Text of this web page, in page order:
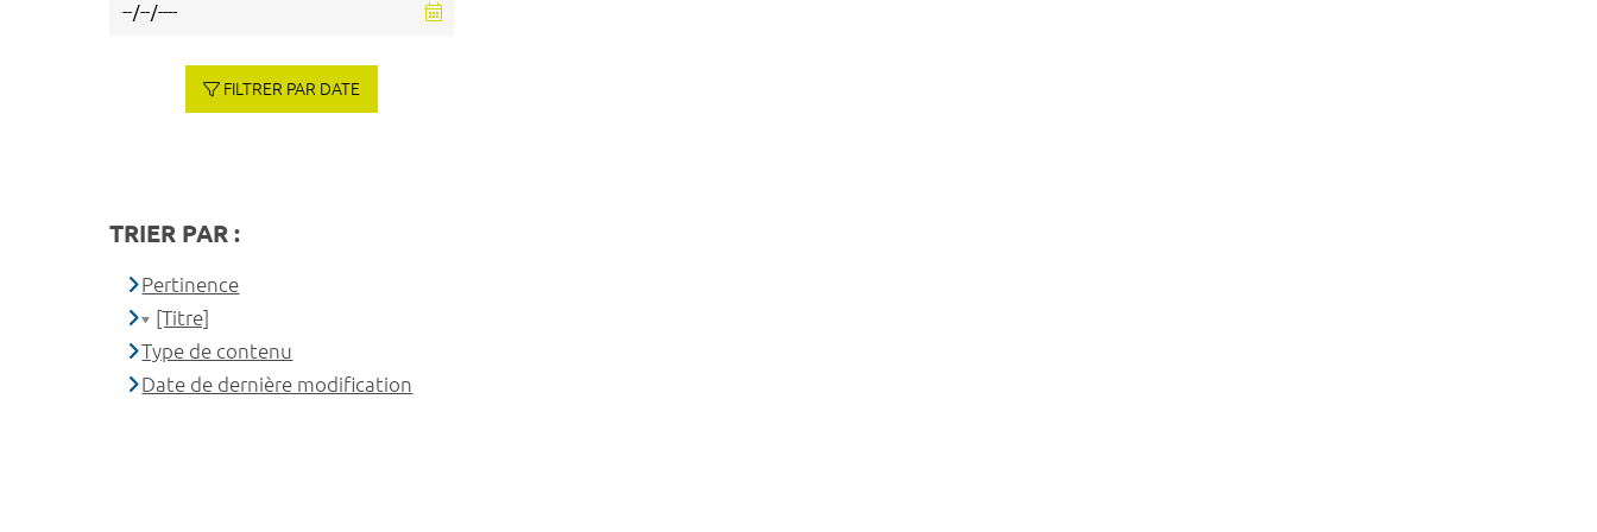
FILTRER PAR DATE
TRIER PAR :
Pertinence
[Titre]
Type de contenu
Date de dernière modification